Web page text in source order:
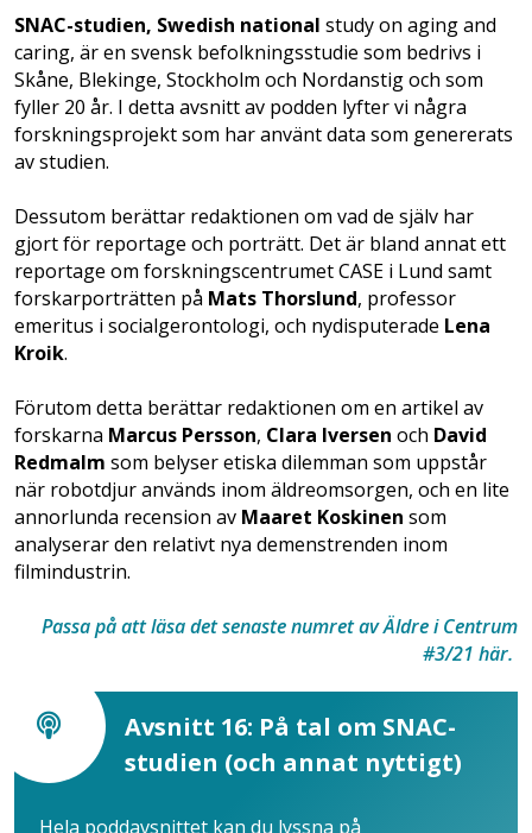
SNAC-studien, Swedish national study on aging and
caring, är en svensk befolkningsstudie som bedrivs i
Skåne, Blekinge, Stockholm och Nordanstig och som
fyller 20 år. I detta avsnitt av podden lyfter vi några
forskningsprojekt som har använt data som genererats
av studien.
Dessutom berättar redaktionen om vad de själv har
gjort för reportage och porträtt. Det är bland annat ett
reportage om forskningscentrumet CASE i Lund samt
forskarporträtten på Mats Thorslund, professor
emeritus i socialgerontologi, och nydisputerade Lena
Kroik.
Förutom detta berättar redaktionen om en artikel av
forskarna Marcus Persson, Clara Iversen och David
Redmalm som belyser etiska dilemman som uppstår
när robotdjur används inom äldreomsorgen, och en lite
annorlunda recension av Maaret Koskinen som
analyserar den relativt nya demenstrenden inom
filmindustrin.
Passa på att läsa det senaste numret av Äldre i Centrum
#3/21 här.
Avsnitt 16: På tal om SNAC-
studien (och annat nyttigt)
Hela poddavsnittet kan du lyssna på